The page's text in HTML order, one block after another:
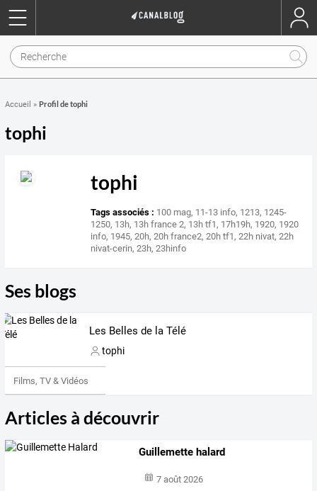
Accueil » Profil de tophi
tophi
tophi
Tags associés : 100 mag, 11-13 info, 1213, 1245-
1250, 13h, 13h france 2, 13h tf1, 17h19h, 1920, 1920
info, 1945,20h,20h france2,20h tf1,22h nivat,22h
nivat-cerin,23h,23hinfo
Ses blogs
Les Belles de la Télé
tophi
Films, TV & Vidéos
Articles à découvrir
Guillemette halard
7 août 2026